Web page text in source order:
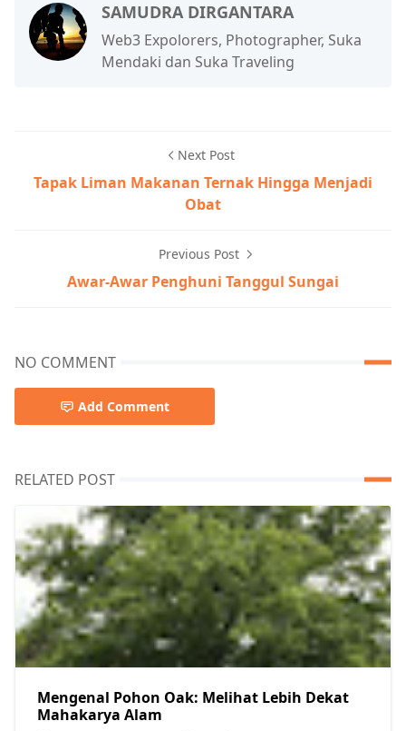
SAMUDRA DIRGANTARA
Web3 Expolorers, Photographer, Suka
Mendaki dan Suka Traveling
Next Post
Tapak Liman Makanan Ternak Hingga Menjadi
Obat
Previous Post
Awar-Awar Penghuni Tanggul Sungai
NO COMMENT
Add Comment
RELATED POST
Mengenal Pohon Oak: Melihat Lebih Dekat
Mahakarya Alam